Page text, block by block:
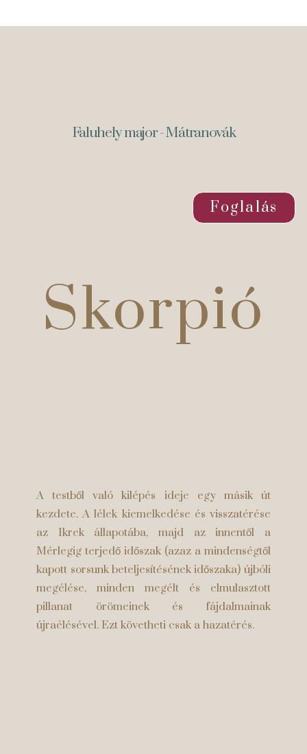
Faluhely major - Mátranovák
Foglalás
Skorpió
A testből való kilépés ideje egy másik út
kezdete. A lélek kiemelkedése és visszatérése
az Ikrek állapotába, majd az innentől a
Mérlegig terjedő időszak (azaz a mindenségtől
kapott sorsunk beteljesítésének időszaka) újbóli
megélése, minden megélt és elmulasztott
pillanat örömeinek és fájdalmainak
újraélésével. Ezt követheti csak a hazatérés.